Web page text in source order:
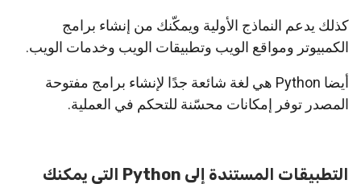
كذلك يدعم النماذج الأولية ويمكّنك من إنشاء برامج
الكمبيوتر ومواقع الويب وتطبيقات الويب وخدمات الويب.
أيضا Python هي لغة شائعة جدًا لإنشاء برامج مفتوحة
المصدر توفر إمكانات محسّنة للتحكم في العملية.
التطبيقات المستندة إلى Python التي يمكنك